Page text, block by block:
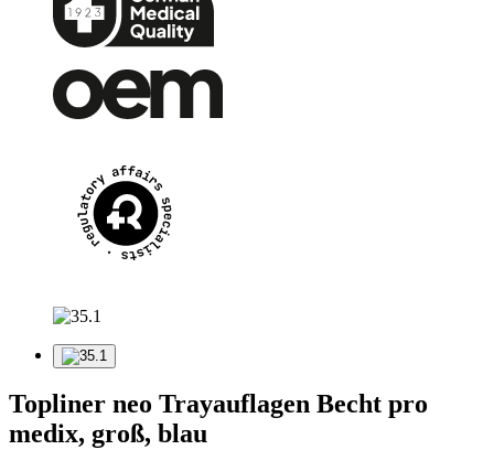
Topliner neo Trayauflagen Becht pro
medix, groß, blau